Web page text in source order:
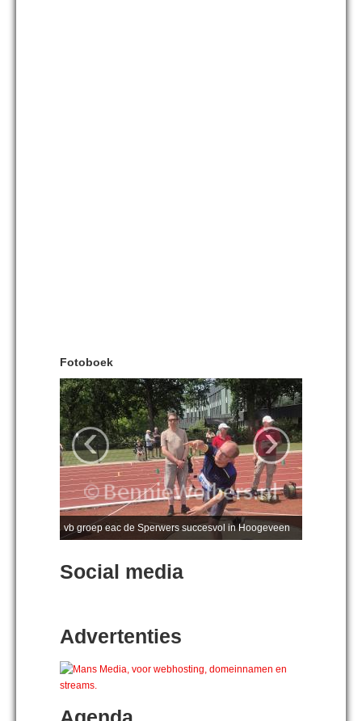
Fotoboek
vb groep eac de Sperwers succesvol in Hoogeveen
‹ ›
Social media
Advertenties